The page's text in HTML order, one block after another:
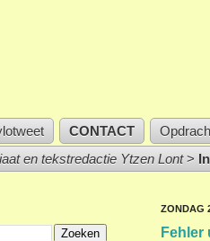
CONTACT
en tekstredactie Ytzen Lont>
ZONDAG
Fehler